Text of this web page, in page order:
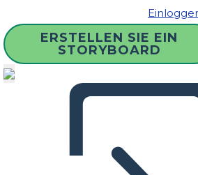
ERSTELLEN SIE EIN
STORYBOARD